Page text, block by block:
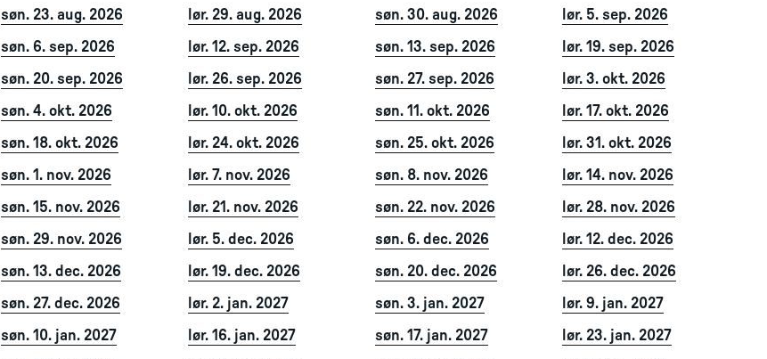
søn. 23. aug. 2026
lør. 29. aug. 2026 søn. 30. aug. 2026
lør. 5. sep. 2026
søn. 6. sep. 2026
lør. 12. sep. 2026 søn. 13. sep. 2026
lør. 19. sep. 2026
søn. 20. sep. 2026
lør. 26. sep. 2026 søn. 27. sep. 2026
lør. 3. okt. 2026
søn. 4. okt. 2026
lør. 10. okt. 2026 søn. 11. okt. 2026
lør. 17. okt. 2026
søn. 18. okt. 2026
lør. 24. okt. 2026 søn. 25. okt. 2026
lør. 31. okt. 2026
søn. 1. nov. 2026
lør. 7. nov. 2026 søn. 8. nov. 2026
lør. 14. nov. 2026
søn. 15. nov. 2026
lør. 21. nov. 2026 søn. 22. nov. 2026
lør. 28. nov. 2026
søn. 29. nov. 2026
lør. 5. dec. 2026 søn. 6. dec. 2026
lør. 12. dec. 2026
søn. 13. dec. 2026
lør. 19. dec. 2026 søn. 20. dec. 2026
lør. 26. dec. 2026
søn. 27. dec. 2026
lør. 2. jan. 2027 søn. 3. jan. 2027
lør. 9. jan. 2027
søn. 10. jan. 2027
lør. 16. jan. 2027 søn. 17. jan. 2027
lør. 23. jan. 2027